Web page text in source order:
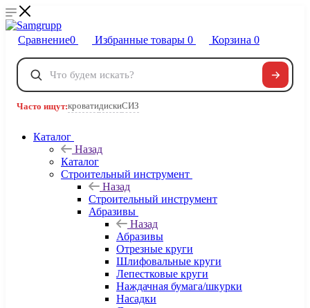
Сравнение0 Избранные товары 0 Корзина 0
Телефоны
8 800 222-40-09
Часто ищут:кроватидискиСИЗ
Каталог
Назад
Каталог
Строительный инструмент
Назад
Строительный инструмент
Абразивы
Назад
Абразивы
Отрезные круги
Шлифовальные круги
Лепестковые круги
Наждачная бумага/шкурки
Насадки